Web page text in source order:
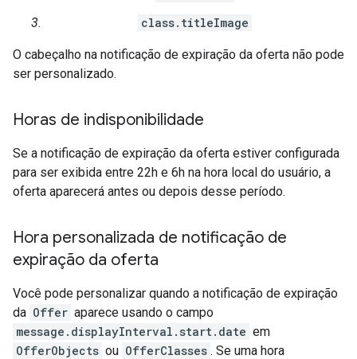
class.titleImage
O cabeçalho na notificação de expiração da oferta não pode
ser personalizado.
Horas de indisponibilidade
Se a notificação de expiração da oferta estiver configurada
para ser exibida entre 22h e 6h na hora local do usuário, a
oferta aparecerá antes ou depois desse período.
Hora personalizada de notificação de
expiração da oferta
Você pode personalizar quando a notificação de expiração
da Offer aparece usando o campo
message.displayInterval.start.date em
OfferObjects ou OfferClasses . Se uma hora